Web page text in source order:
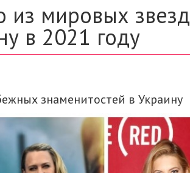
из мировых звезд
в 2021 году
знаменитостей в Украину